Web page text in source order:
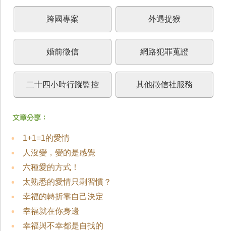
跨國專案 外遇捉猴
婚前徵信 網路犯罪蒐證
二十四小時行蹤監控 其他徵信社服務
1+1=1的愛情
人沒變，變的是感覺
六種愛的方式！
太熟悉的愛情只剩習慣？
幸福的轉折靠自己決定
幸福就在你身邊
幸福與不幸都是自找的